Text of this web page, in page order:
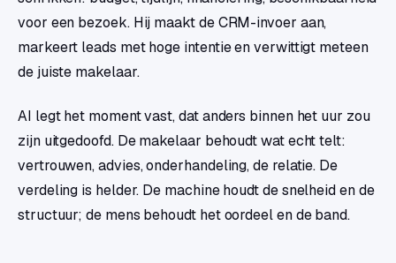
voor een bezoek. Hij maakt de CRM-invoer aan,
markeert leads met hoge intentie en verwittigt meteen
de juiste makelaar.
AI legt het moment vast, dat anders binnen het uur zou
zijn uitgedoofd. De makelaar behoudt wat echt telt:
vertrouwen, advies, onderhandeling, de relatie. De
verdeling is helder. De machine houdt de snelheid en de
structuur; de mens behoudt het oordeel en de band.